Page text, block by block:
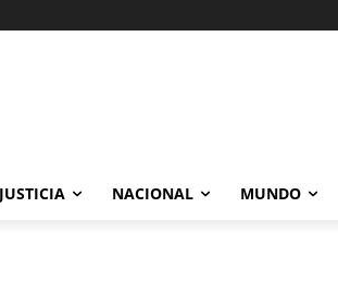
JUSTICIA NACIONAL MUNDO